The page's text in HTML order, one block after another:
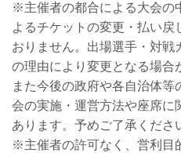
※主催者の都合による大会の
よるチケットの変更・払い戻
おりません。出場選手・対
の理由により変更となる場合
また今後の政府や各自治体
会の実施・運営方法や座席に
あります。予めご了承くださ
※主催者の許可なく、営利目